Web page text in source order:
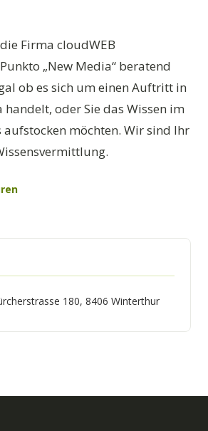
Firma cloudWEB
„New Media“ beratend
ob es sich um einen Auftritt in
handelt, oder Sie das Wissen im
aufstocken möchten. Wir sind Ihr
180, 8406 Winterthur